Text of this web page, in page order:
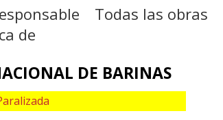
Todas las obras
de
DE BARINAS